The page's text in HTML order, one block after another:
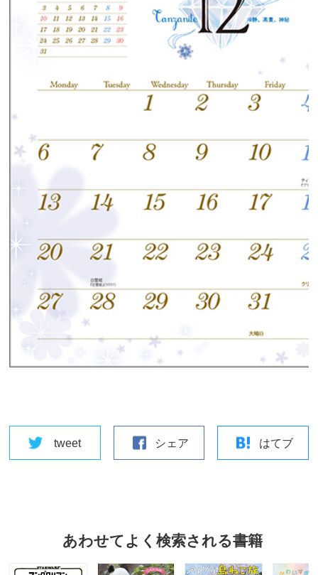
tweet シェア はてブ
あわせてよく検索される書籍